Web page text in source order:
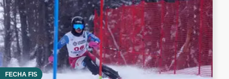
FECHA FIS